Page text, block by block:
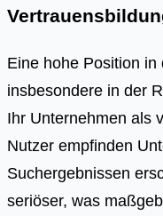
Eine hohe Position
insbesondere in der
Ihr Unternehmen als
Nutzer empfinden
Suchergebnissen
seriöser, was